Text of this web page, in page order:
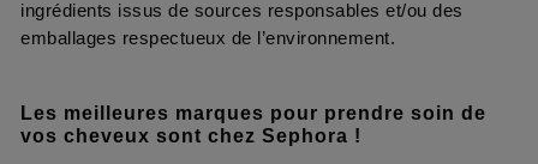
ingrédients issus de sources responsables et/ou des
emballages respectueux de l’environnement.
Les meilleures marques pour prendre soin de
vos cheveux sont chez Sephora !